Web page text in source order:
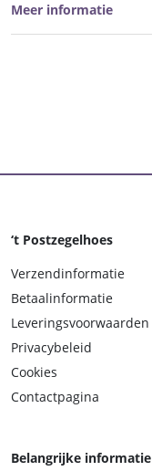
Meer informatie
‘t Postzegelhoes
Verzendinformatie
Betaalinformatie
Leveringsvoorwaarden
Privacybeleid
Cookies
Contactpagina
Belangrijke informatie